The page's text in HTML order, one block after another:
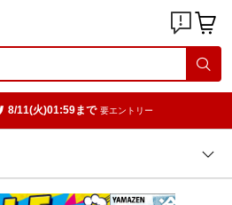
8/11(火)01:59まで 要エントリー